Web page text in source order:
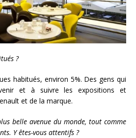
?
habitués, environ 5%. Des gens qui
et à suivre les expositions et
et de la marque.
belle avenue du monde, tout comme
Y êtes-vous attentifs ?